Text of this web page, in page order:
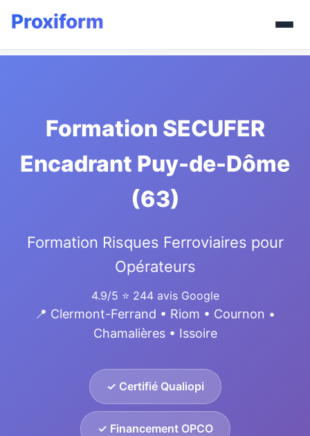
Formation SECUFER
Encadrant Puy-de-Dôme
(63)
Formation Risques Ferroviaires pour
Opérateurs
4.9/5 ⭐ 244 avis Google
📍 Clermont-Ferrand • Riom • Cournon •
Chamalières • Issoire
✓ Certifié Qualiopi
✓ Financement OPCO